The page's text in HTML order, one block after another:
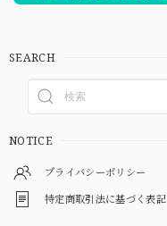
SEARCH
NOTICE
プライバシーポリシー
特定商取引法に基づく表記